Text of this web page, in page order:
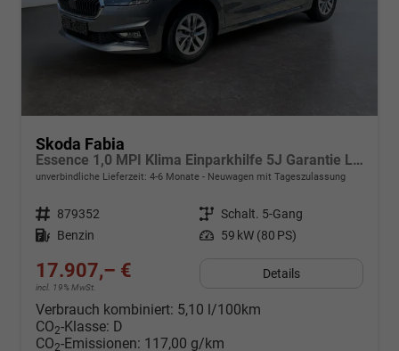
Skoda Fabia
Essence 1,0 MPI Klima Einparkhilfe 5J Garantie LED Scheinwerfer Bluetooth
unverbindliche Lieferzeit: 4-6 Monate Neuwagen mit Tageszulassung
Fahrzeugnr. 879352 Getriebe Schalt. 5-Gang
Kraftstoff Benzin Leistung 59 kW (80 PS)
17.907,– €
incl. 19% MwSt.
Details
Verbrauch kombiniert: 5,10 l/100km
CO2-Klasse: D
CO2-Emissionen: 117,00 g/km